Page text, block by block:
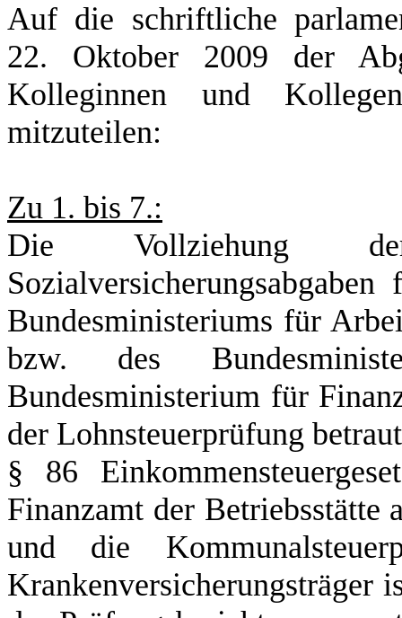
Auf die schriftliche
22. Oktober 2009 der
Kolleginnen und
mitzuteilen:
Zu 1. bis 7.:
Die Vollziehung
Bundesministeriums für
bzw. des
Bundesministerium für
der Lohnsteuerprüfung
§ 86
Finanzamt der Betriebsstätte
und die
Krankenversicherungsträger